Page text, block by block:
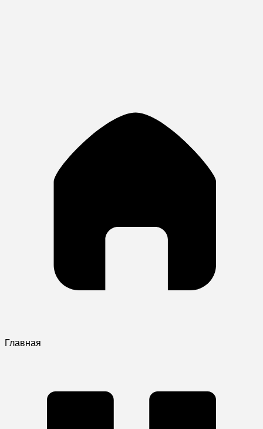
Главная